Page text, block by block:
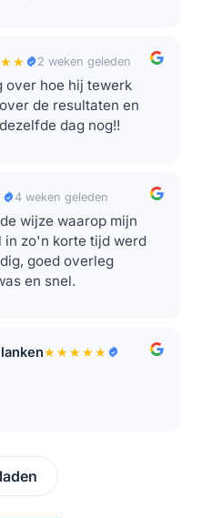
2 weken geleden
over hoe hij tewerk
de resultaten en
dag nog!!
4 weken geleden
wijze waarop mijn
in zo'n korte tijd werd
goed overleg
en snel.
★★★★★